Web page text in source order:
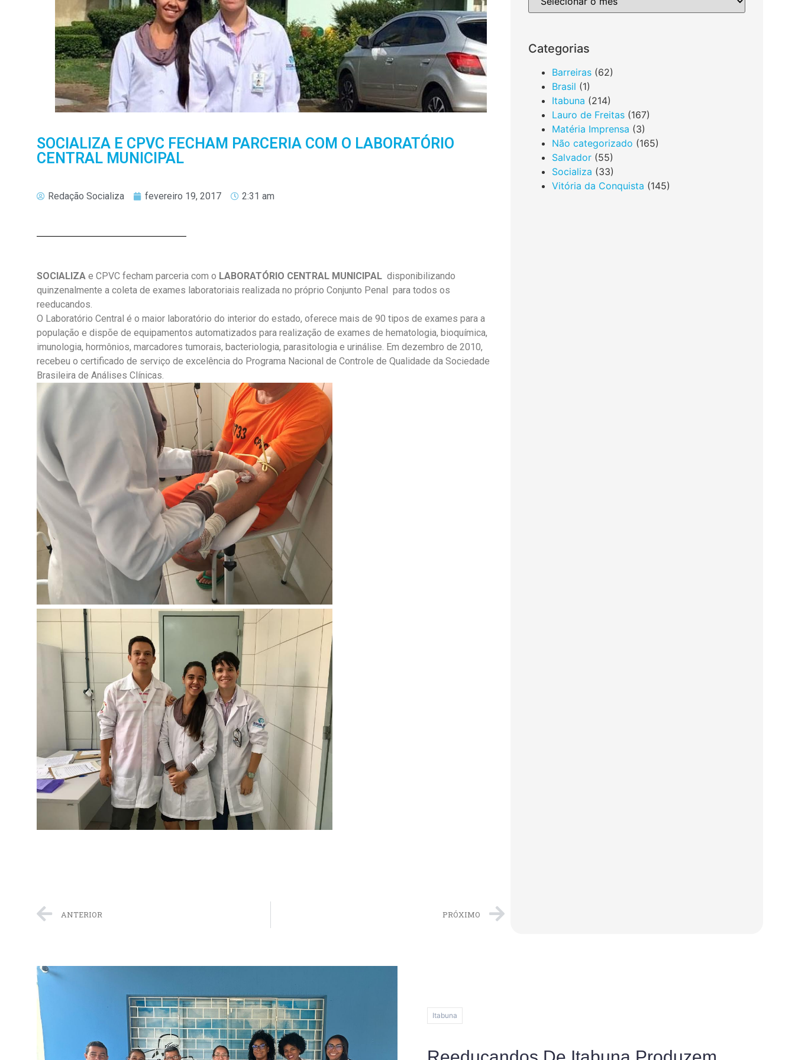
SOCIALIZA E CPVC FECHAM PARCERIA COM O LABORATÓRIO
CENTRAL MUNICIPAL
Redação Socializa fevereiro 19, 2017 2:31 am
SOCIALIZA e CPVC fecham parceria com o LABORATÓRIO CENTRAL MUNICIPAL disponibilizando
quinzenalmente a coleta de exames laboratoriais realizada no próprio Conjunto Penal para todos os
reeducandos.
O Laboratório Central é o maior laboratório do interior do estado, oferece mais de 90 tipos de exames para a
população e dispõe de equipamentos automatizados para realização de exames de hematologia, bioquímica,
imunologia, hormônios, marcadores tumorais, bacteriologia, parasitologia e urinálise. Em dezembro de 2010,
recebeu o certificado de serviço de excelência do Programa Nacional de Controle de Qualidade da Sociedade
Brasileira de Análises Clínicas.
ANTERIOR PRÓXIMO
Categorias
Barreiras (62)
Brasil (1)
Itabuna (214)
Lauro de Freitas (167)
Matéria Imprensa (3)
Não categorizado (165)
Salvador (55)
Socializa (33)
Vitória da Conquista (145)
E O Seu Zelo Com A
Itabuna